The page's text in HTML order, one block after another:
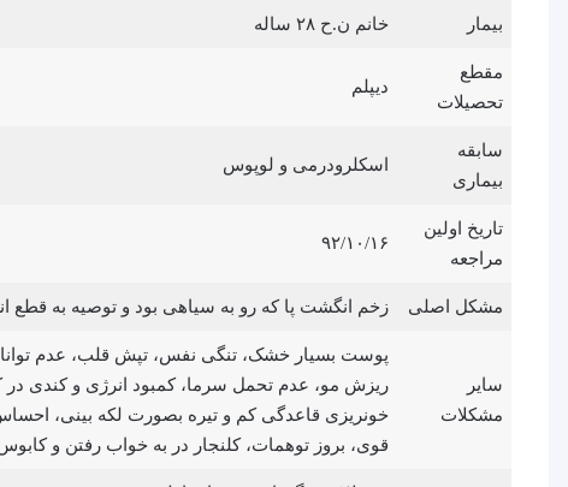
بیمار خانم ن.ح ۲۸ ساله
مقطع
تحصیلات
دیپلم
سابقه
بیماری
اسکلرودرمی و لوپوس
تاریخ اولین
مراجعه
۹۲/۱۰/۱۶
مشکل اصلی زخم انگشت پا که رو به سیاهی بود و توصیه به قطع
سایر
مشکلات
پوست بسیار خشک، تنگی نفس، تپش قلب، عدم
ریزش مو، عدم تحمل سرما، کمبود انرژی و کندی
خونریزی قاعدگی کم و تیره بصورت لکه بینی،
قوی، بروز توهمات، کلنجار در به خواب رفتن و